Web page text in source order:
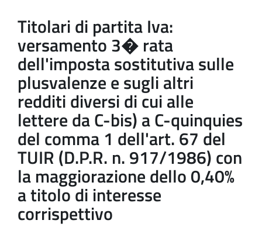
Titolari di partita Iva:
versamento 3� rata
dell'imposta sostitutiva sulle
plusvalenze e sugli altri
redditi diversi di cui alle
lettere da C-bis) a C-quinquies
del comma 1 dell'art. 67 del
TUIR (D.P.R. n. 917/1986) con
la maggiorazione dello 0,40%
a titolo di interesse
corrispettivo